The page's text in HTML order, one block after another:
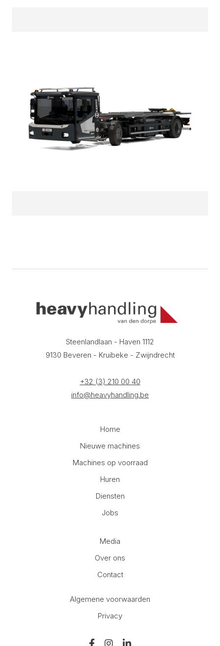
Steenlandlaan - Haven 1112
9130 Beveren - Kruibeke - Zwijndrecht
+32 (3) 210 00 40
info@heavyhandling.be
Home
Nieuwe machines
Machines op voorraad
Huren
Diensten
Jobs
Media
Over ons
Contact
Algemene voorwaarden
Privacy